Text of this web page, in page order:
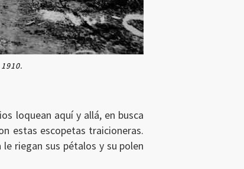
loquean aquí y allá, en busca
estas escopetas traicioneras.
riegan sus pétalos y su polen